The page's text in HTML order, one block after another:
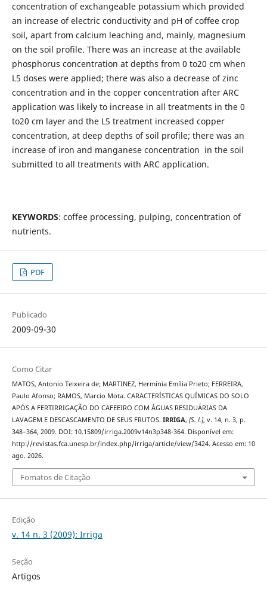
concentration of exchangeable potassium which provided
an increase of electric conductivity and pH of coffee crop
soil, apart from calcium leaching and, mainly, magnesium
on the soil profile. There was an increase at the available
phosphorus concentration at depths from 0 to20 cm when
L5 doses were applied; there was also a decrease of zinc
concentration and in the copper concentration after ARC
application was likely to increase in all treatments in the 0
to20 cm layer and the L5 treatment increased copper
concentration, at deep depths of soil profile; there was an
increase of iron and manganese concentration in the soil
submitted to all treatments with ARC application.
KEYWORDS: coffee processing, pulping, concentration of
nutrients.
PDF
Publicado
2009-09-30
Como Citar
MATOS, Antonio Teixeira de; MARTINEZ, Hermínia Emília Prieto; FERREIRA,
Paulo Afonso; RAMOS, Marcio Mota. CARACTERÍSTICAS QUÍMICAS DO SOLO
APÓS A FERTIRRIGAÇÃO DO CAFEEIRO COM ÁGUAS RESIDUÁRIAS DA
LAVAGEM E DESCASCAMENTO DE SEUS FRUTOS. IRRIGA, [S. l.], v. 14, n. 3, p.
348–364, 2009. DOI: 10.15809/irriga.2009v14n3p348-364. Disponível em:
http://revistas.fca.unesp.br/index.php/irriga/article/view/3424. Acesso em: 10
ago. 2026.
Fomatos de Citação
Edição
v. 14 n. 3 (2009): Irriga
Seção
Artigos